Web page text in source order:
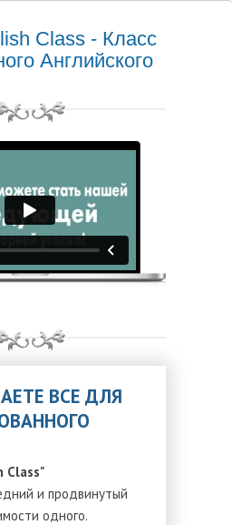
Class - Класс
Английского
ВСЕ ДЛЯ
Class"
и продвинутый
одного.